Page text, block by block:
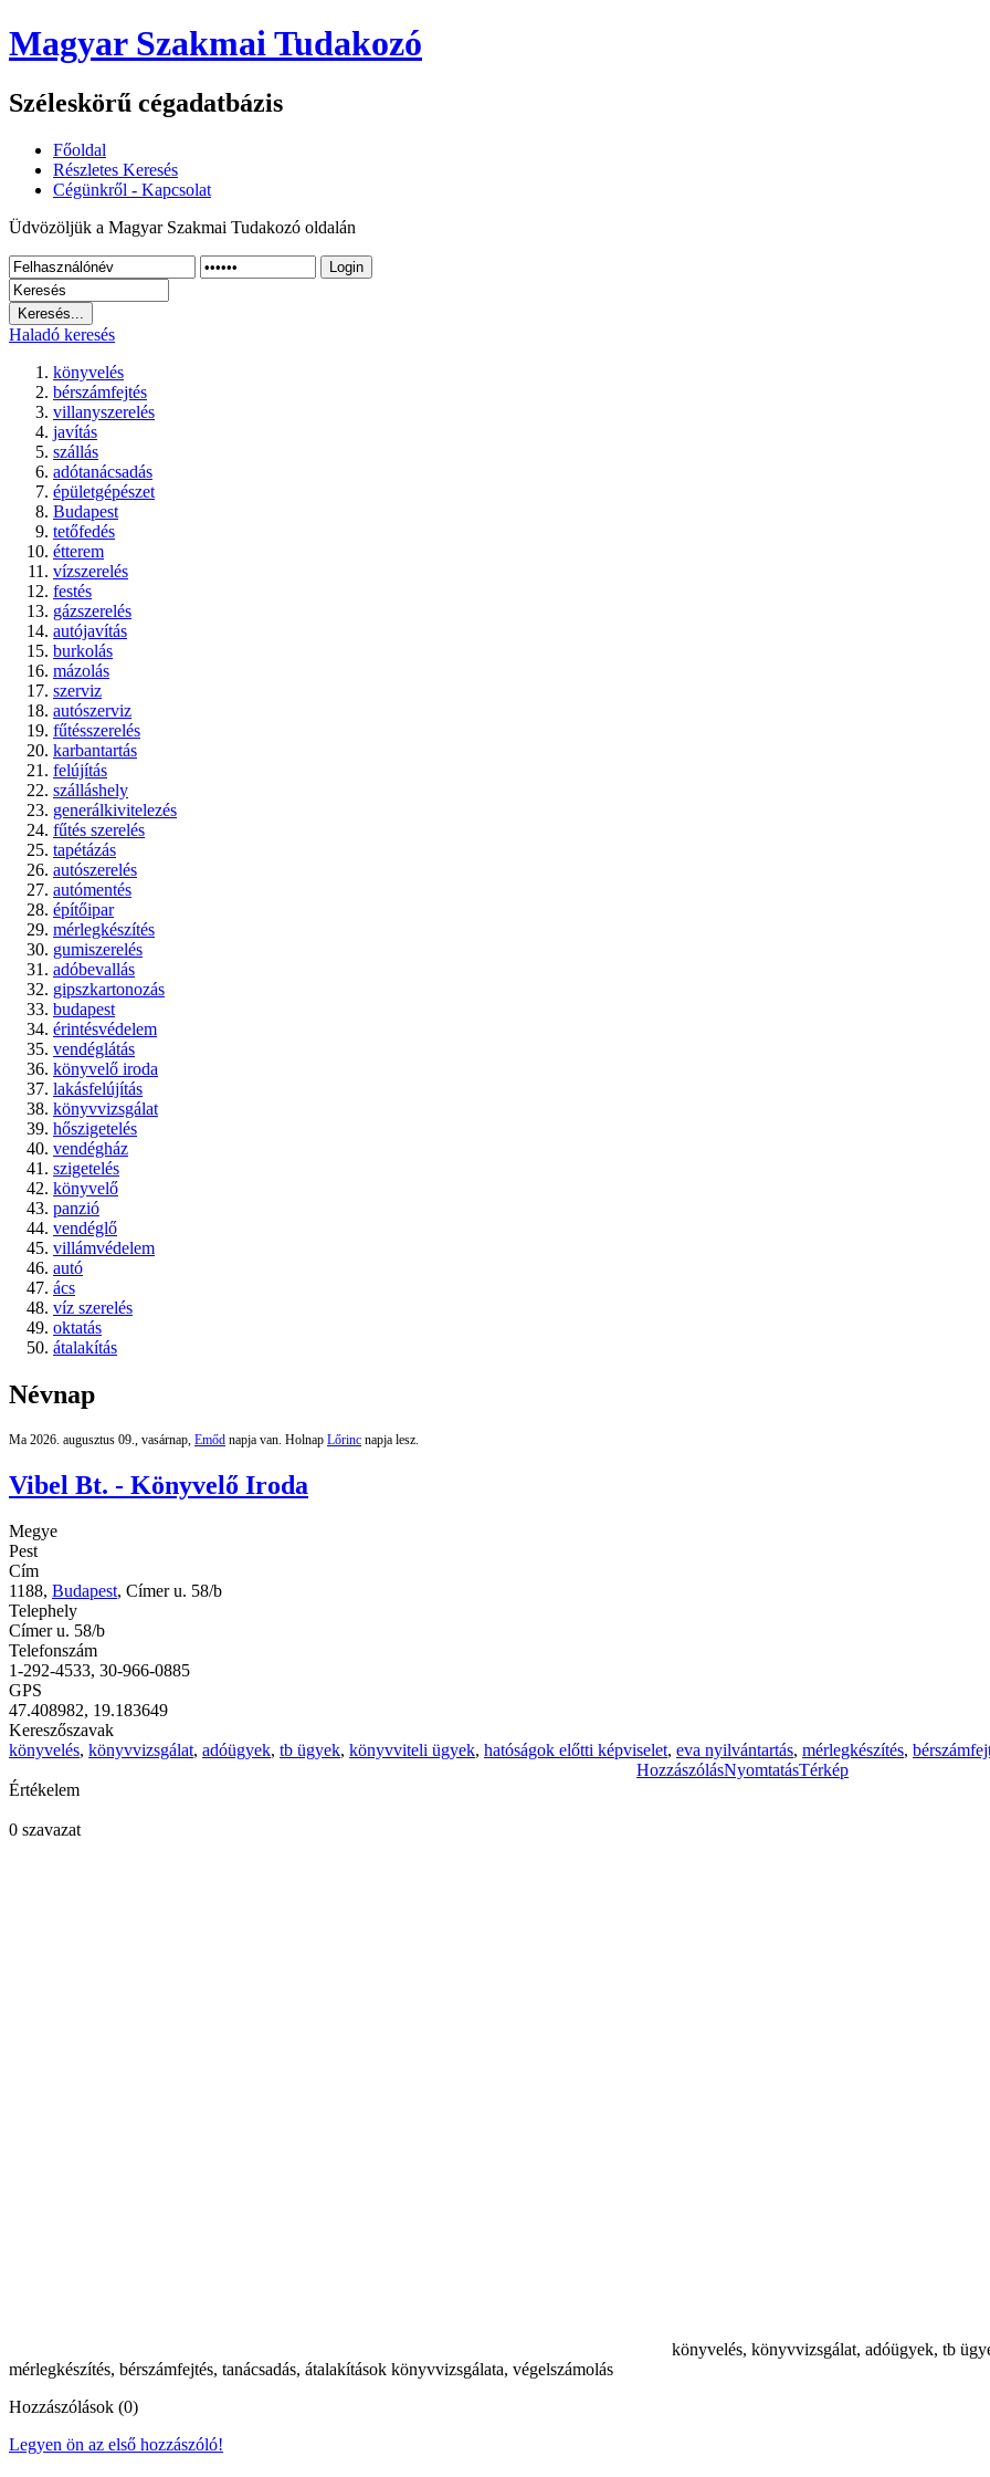
Magyar Szakmai Tudakozó
Széleskörű cégadatbázis
Főoldal
Részletes Keresés
Cégünkről - Kapcsolat
Üdvözöljük a Magyar Szakmai Tudakozó oldalán
Login
Haladó keresés
könyvelés
bérszámfejtés
villanyszerelés
javítás
szállás
adótanácsadás
épületgépészet
Budapest
tetőfedés
étterem
vízszerelés
festés
gázszerelés
autójavítás
burkolás
mázolás
szerviz
autószerviz
fűtésszerelés
karbantartás
felújítás
szálláshely
generálkivitelezés
fűtés szerelés
tapétázás
autószerelés
autómentés
építőipar
mérlegkészítés
gumiszerelés
adóbevallás
gipszkartonozás
budapest
érintésvédelem
vendéglátás
könyvelő iroda
lakásfelújítás
könyvvizsgálat
hőszigetelés
vendégház
szigetelés
könyvelő
panzió
vendéglő
villámvédelem
autó
ács
víz szerelés
oktatás
átalakítás
Névnap
Ma 2026. augusztus 09., vasárnap, Emőd napja van. Holnap Lőrinc napja lesz.
Vibel Bt. - Könyvelő Iroda
Megye
Pest
Cím
1188, Budapest, Címer u. 58/b
Telephely
Címer u. 58/b
Telefonszám
1-292-4533, 30-966-0885
GPS
47.408982, 19.183649
Kereszőszavak
könyvelés, könyvvizsgálat, adóügyek, tb ügyek, könyvviteli ügyek, hatóságok előtti képviselet, eva nyilvántartás, mérlegkészítés,
HozzászólásNyomtatásTérkép
Értékelem
0 szavazat
könyvelés, könyvvizsgálat, adóügyek, tb
mérlegkészítés, bérszámfejtés, tanácsadás, átalakítások könyvvizsgálata, végelszámolás
Hozzászólások (0)
Legyen ön az első hozzászóló!